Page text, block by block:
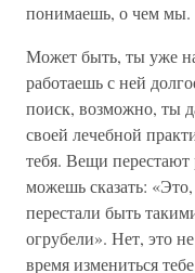
понимаешь, о чем мы.
Может быть, ты уже
работаешь с ней
поиск, возможно, ты
своей лечебной
тебя. Вещи перестают
можешь сказать:
перестали быть
огрубели». Нет, это
время измениться